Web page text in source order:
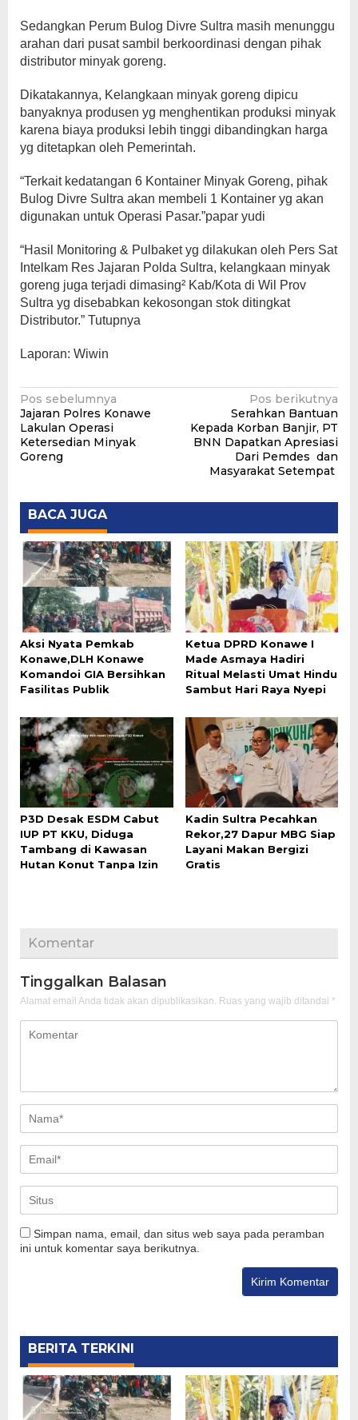
Sedangkan Perum Bulog Divre Sultra masih menunggu
arahan dari pusat sambil berkoordinasi dengan pihak
distributor minyak goreng.
Dikatakannya, Kelangkaan minyak goreng dipicu
banyaknya produsen yg menghentikan produksi minyak
karena biaya produksi lebih tinggi dibandingkan harga
yg ditetapkan oleh Pemerintah.
“Terkait kedatangan 6 Kontainer Minyak Goreng, pihak
Bulog Divre Sultra akan membeli 1 Kontainer yg akan
digunakan untuk Operasi Pasar.”papar yudi
“Hasil Monitoring & Pulbaket yg dilakukan oleh Pers Sat
Intelkam Res Jajaran Polda Sultra, kelangkaan minyak
goreng juga terjadi dimasing² Kab/Kota di Wil Prov
Sultra yg disebabkan kekosongan stok ditingkat
Distributor.” Tutupnya
Laporan: Wiwin
Navigasi
pos
Pos sebelumnya
Jajaran Polres Konawe
Lakulan Operasi
Ketersedian Minyak
Goreng
Pos berikutnya
Serahkan Bantuan
Kepada Korban Banjir, PT
BNN Dapatkan Apresiasi
Dari Pemdes dan
Masyarakat Setempat
BACA JUGA
Aksi Nyata Pemkab
Konawe,DLH Konawe
Komandoi GIA Bersihkan
Fasilitas Publik
Ketua DPRD Konawe I
Made Asmaya Hadiri
Ritual Melasti Umat Hindu
Sambut Hari Raya Nyepi
P3D Desak ESDM Cabut
IUP PT KKU, Diduga
Tambang di Kawasan
Hutan Konut Tanpa Izin
Kadin Sultra Pecahkan
Rekor,27 Dapur MBG Siap
Layani Makan Bergizi
Gratis
Komentar
Tinggalkan Balasan
Alamat email Anda tidak akan dipublikasikan. Ruas yang wajib ditandai *
Simpan nama, email, dan situs web saya pada peramban
ini untuk komentar saya berikutnya.
BERITA TERKINI